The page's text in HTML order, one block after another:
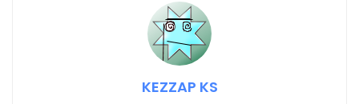
KEZZAP KS